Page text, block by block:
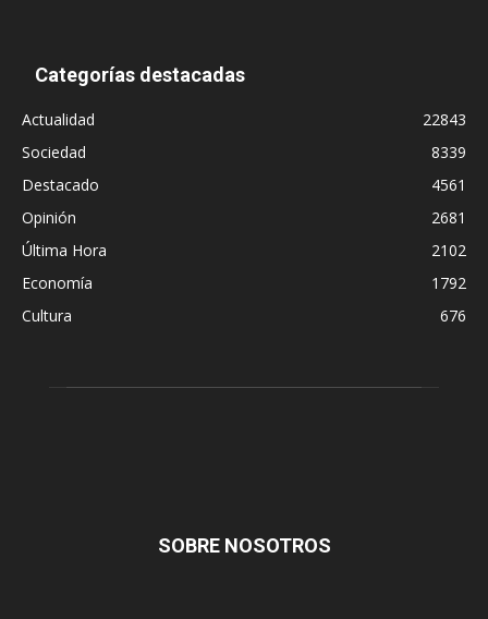
Categorías destacadas
Actualidad
22843
Sociedad
8339
Destacado
4561
Opinión
2681
Última Hora
2102
Economía
1792
Cultura
676
SOBRE NOSOTROS